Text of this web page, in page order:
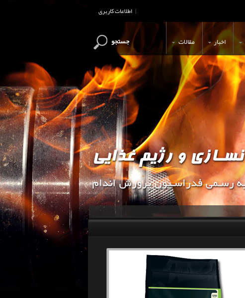
اطلاعات کاربری |
اخبار مقالات جستجو
این وب سایت جهت اطلاع رسانی و